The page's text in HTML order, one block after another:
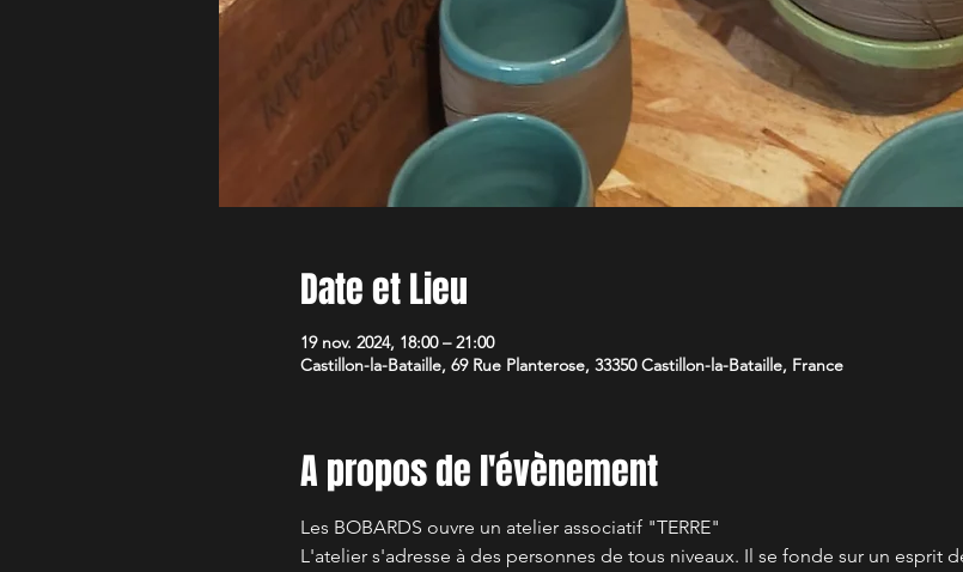
Date et Lieu
19 nov. 2024, 18:00 – 21:00
Castillon-la-Bataille, 69 Rue Planterose, 33350 Castillon-la-Bataille, France
A propos de l'évènement
Les BOBARDS ouvre un atelier associatif "TERRE"
L'atelier s'adresse à des personnes de tous niveaux. Il se fonde sur un esprit